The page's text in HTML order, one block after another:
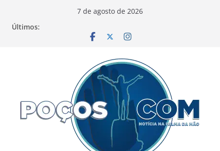
7 de agosto de 2026
Últimos: